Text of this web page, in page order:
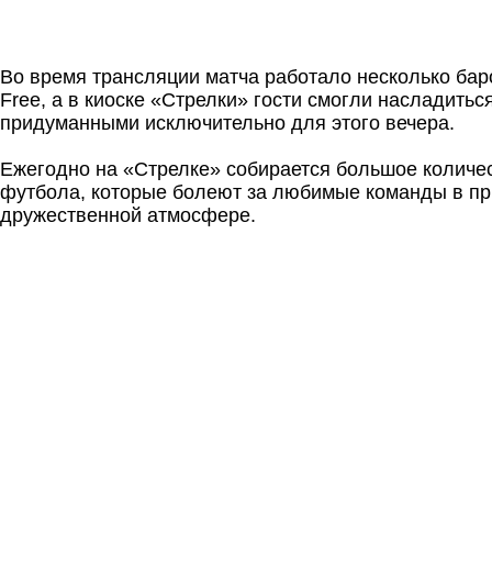
Во время трансляции матча работало несколько
Free, а в киоске «Стрелки» гости смогли
придуманными исключительно для этого вечера.
Ежегодно на «Стрелке» собирается большое
футбола, которые болеют за любимые команды в
дружественной атмосфере.